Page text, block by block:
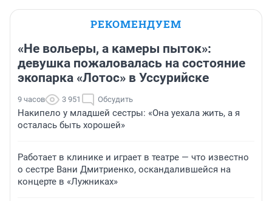
РЕКОМЕНДУЕМ
«Не вольеры, а камеры пыток»:
девушка пожаловалась на состояние
экопарка «Лотос» в Уссурийске
9 часов 3 951 Обсудить
Накипело у младшей сестры: «Она уехала жить, а я
осталась быть хорошей»
Работает в клинике и играет в театре — что известно
о сестре Вани Дмитриенко, оскандалившейся на
концерте в «Лужниках»